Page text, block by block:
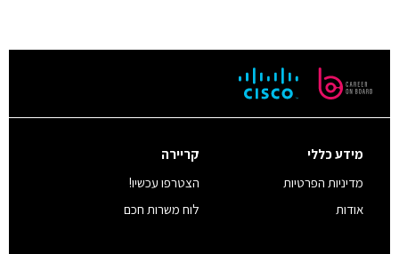
מידע כללי
מדיניות הפרטיות
אודות
קריירה
הצטרפו עכשיו!
לוח משרות חכם